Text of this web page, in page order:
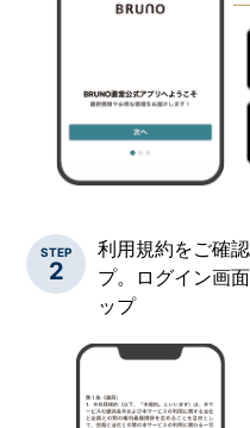
STEP
2
利用規約をご確
プ。ログイン画
ップ